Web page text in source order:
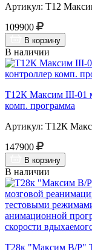
Артикул: Т12
109900
В корзину
В наличии
Т12К Максим III-01
комп. программа
Артикул: Т12К
147900
В корзину
В наличии
Т28к "Максим В/Р"